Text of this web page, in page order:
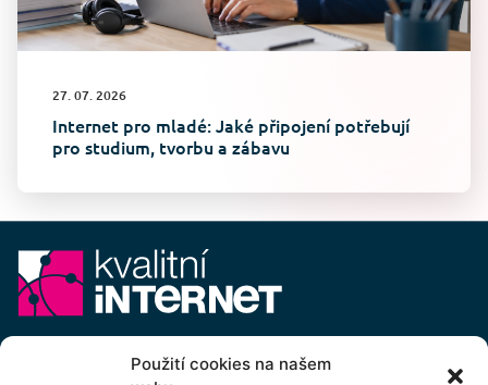
Použití cookies na našem
27. 07. 2026
Internet pro mladé: Jaké připojení potřebují
pro studium, tvorbu a zábavu
info@kvalitni-internet.cz